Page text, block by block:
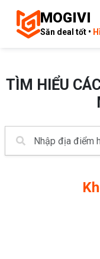
MOGIVI
Săn deal tốt •
TÌM HIỂU